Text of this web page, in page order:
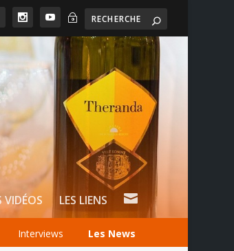
~
VIDÉOS LES LIENS 
Interviews Les News